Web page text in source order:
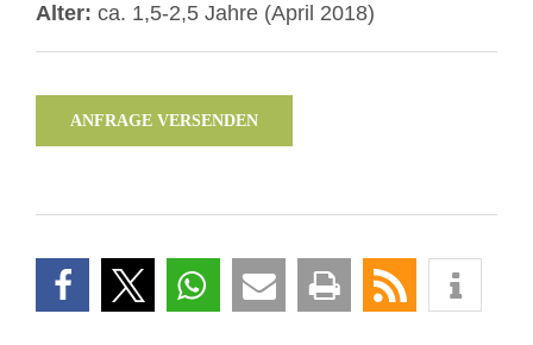
Alter: ca. 1,5-2,5 Jahre (April 2018)
ANFRAGE VERSENDEN